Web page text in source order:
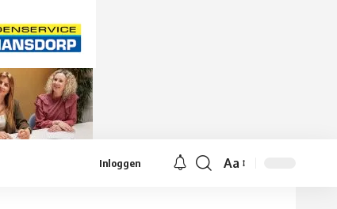
Inloggen
Lettergrootte
Aa